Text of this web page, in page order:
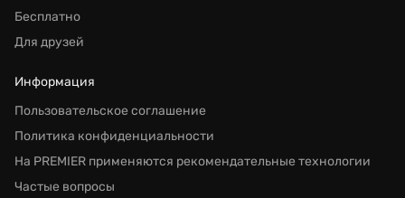
Бесплатно
Для друзей
Информация
Пользовательское соглашение
Политика конфиденциальности
На PREMIER применяются рекомендательные технологии
Частые вопросы